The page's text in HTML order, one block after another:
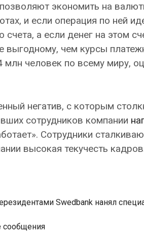
экономить на
и если операция по ней
а если денег на этом
выгодному, чем курсы
млн человек по всему миру,
негатив, с которым
сотрудников компании
Сотрудники
высокая текучесть
Swedbank нанял
сообщения